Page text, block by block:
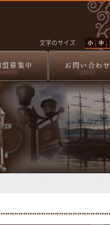
文字のサイズ
募集中 お問い合わせ
CONTACT